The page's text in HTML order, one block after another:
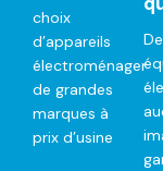
choix
d’appareils
électroménager
de grandes
marques à
prix d’usine